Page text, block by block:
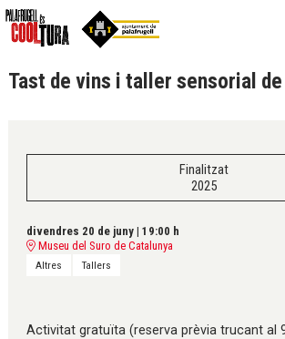
Tast de vins i taller sensorial
Finalitzat
2025
divendres 20 de juny | 19:00 h
Museu del Suro de Catalunya
Altres Tallers
Activitat gratuïta (reserva prèvia trucant al